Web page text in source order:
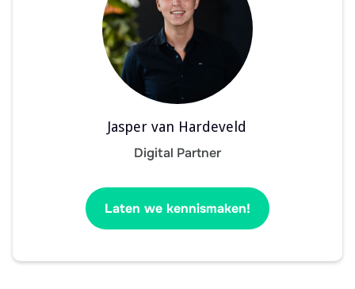
Jasper van Hardeveld
Digital Partner
Laten we kennismaken!